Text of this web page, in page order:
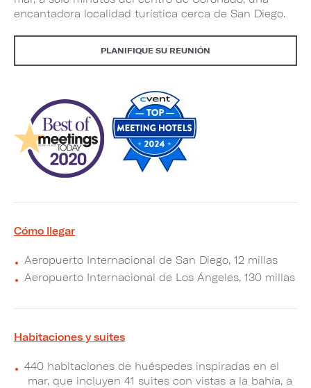
encantadora localidad turística cerca de San Diego.
PLANIFIQUE SU REUNIÓN
Cómo llegar
Aeropuerto Internacional de San Diego, 12 millas
Aeropuerto Internacional de Los Ángeles, 130 millas
Habitaciones y suites
440 habitaciones de huéspedes inspiradas en el
mar, que incluyen 41 suites con vistas a la bahía, a